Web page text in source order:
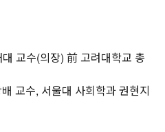
교수(의장) 前 고려대학교 총
교수, 서울대 사회학과 권현지